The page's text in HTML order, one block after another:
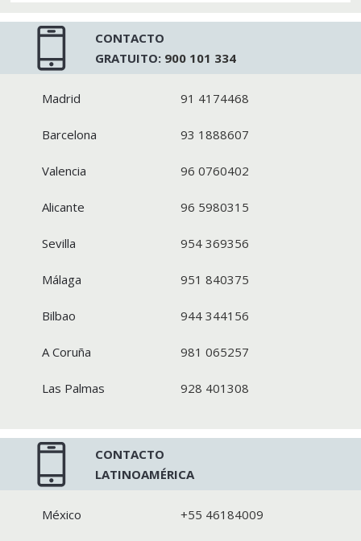
CONTACTO
GRATUITO: 900 101 334
Madrid 91 4174468
Barcelona 93 1888607
Valencia 96 0760402
Alicante 96 5980315
Sevilla 954 369356
Málaga 951 840375
Bilbao 944 344156
A Coruña 981 065257
Las Palmas 928 401308
CONTACTO
LATINOAMÉRICA
México +55 46184009